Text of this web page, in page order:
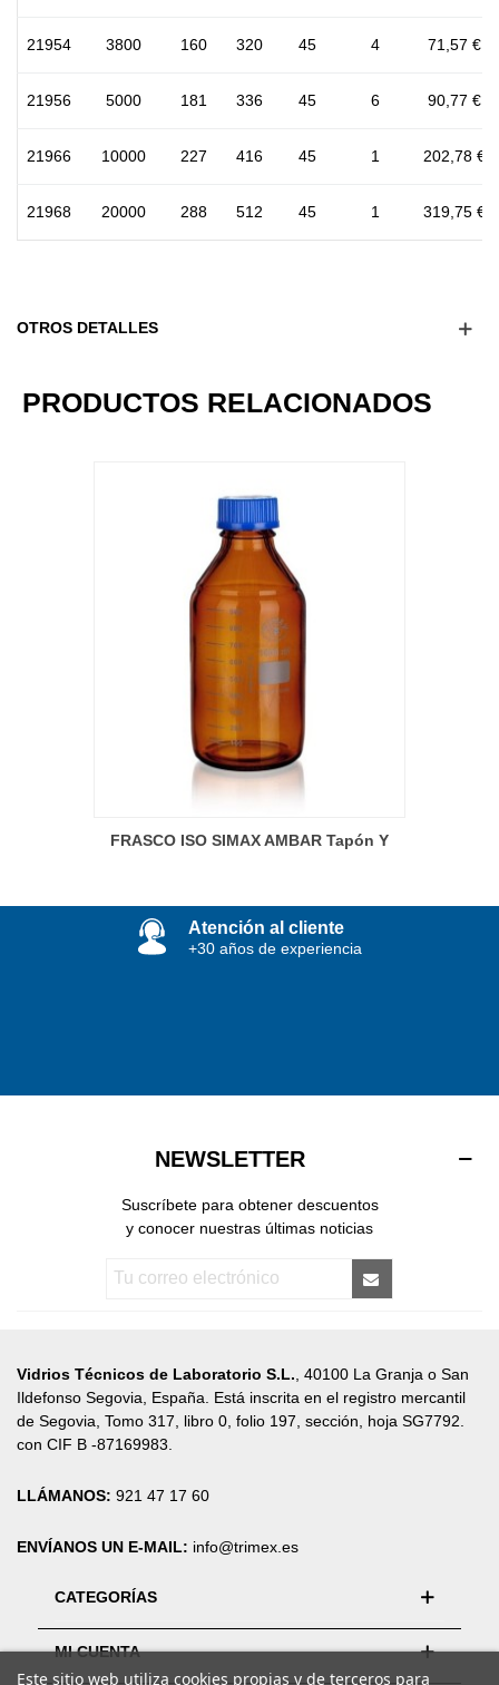
21954 3800 160 320 45 4 71,57 €
21956 5000 181 336 45 6 90,77 €
21966 10000 227 416 45 1 202,78 €
21968 20000 288 512 45 1 319,75 €
OTROS DETALLES
FRASCO ISO SIMAX AMBAR Tapón Y
Atención al cliente
+30 años de experiencia
NEWSLETTER
Suscríbete para obtener descuentos
y conocer nuestras últimas noticias
Este sitio web utiliza cookies propias y de terceros para
Vidrios Técnicos de Laboratorio S.L. , 40100 La Granja o San
Ildefonso Segovia, España. Está inscrita en el registro mercantil
de Segovia, Tomo 317, libro 0, folio 197, sección, hoja SG7792.
con CIF B -87169983.
LLÁMANOS: 921 47 17 60
ENVÍANOS UN E-MAIL: info@trimex.es
CATEGORÍAS
MI CUENTA